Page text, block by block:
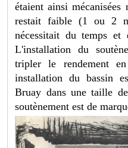
étaient ainsi
restait faible (1 ou 2
nécessitait du temps
L'installation du
tripler le rendement
installation du bassin
Bruay dans une taille
soutènement est de